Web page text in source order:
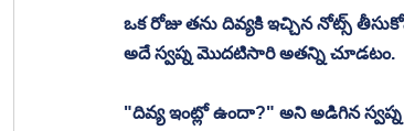
ఒక రోజు తను దివ్యకి ఇచ్చిన నోట్స్
అదే స్వప్న మొదటిసారి అతన్ని చూడటం.
"దివ్య ఇంట్లో ఉందా?" అని అడిగిన